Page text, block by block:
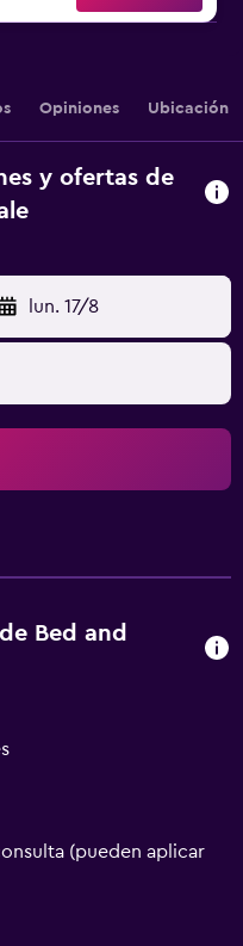
Opiniones Ubicación
y ofertas de
lun. 17/8
Bed and
(pueden aplicar